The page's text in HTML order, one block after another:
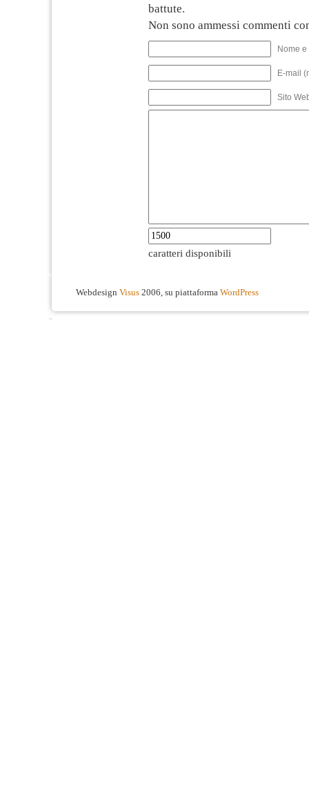
battute.
Non sono ammessi commenti
Nome
E-mail
Sito
caratteri disponibili
Webdesign Visus 2006, su piattaforma WordPress